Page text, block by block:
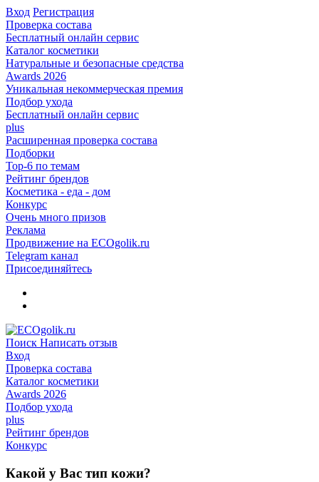
Вход Регистрация
Проверка состава
Бесплатный онлайн сервис
Каталог косметики
Натуральные и безопасные средства
Awards 2026
Уникальная некоммерческая премия
Подбор ухода
Бесплатный онлайн сервис
plus
Расширенная проверка состава
Подборки
Top-6 по темам
Рейтинг брендов
Косметика - еда - дом
Конкурс
Очень много призов
Реклама
Продвижение на ECOgolik.ru
Telegram канал
Присоединяйтесь
Поиск Написать отзыв
Вход
Проверка состава
Каталог косметики
Awards 2026
Подбор ухода
plus
Рейтинг брендов
Конкурс
Какой у Вас тип кожи?